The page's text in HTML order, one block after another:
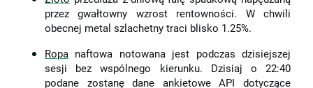
przez gwałtowny wzrost rentowności. W chwili
obecnej metal szlachetny traci blisko 1.25%.
Ropa naftowa notowana jest podczas dzisiejszej
sesji bez wspólnego kierunku. Dzisiaj o 22:40
podane zostanę dane ankietowe API dotyczące